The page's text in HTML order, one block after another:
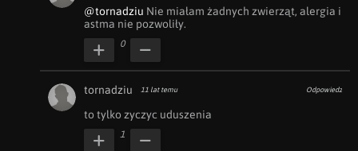
@tornadziu Nie miałam żadnych zwierząt, alergia i
astma nie pozwoliły.
0
tornadziu 11 lat temu Odpowiedz
to tylko zyczyc uduszenia
1